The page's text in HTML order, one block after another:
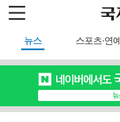
뉴스 스포츠·연예